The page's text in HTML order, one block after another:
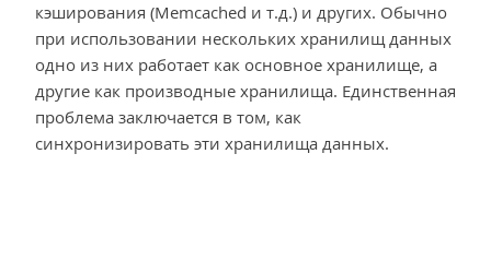
кэширования (Memcached и т.д.) и других. Обычно
при использовании нескольких хранилищ данных
одно из них работает как основное хранилище, а
другие как производные хранилища. Единственная
проблема заключается в том, как
синхронизировать эти хранилища данных.